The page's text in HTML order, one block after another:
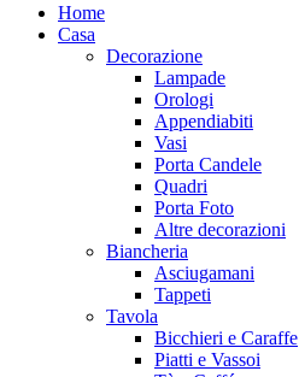
Home
Casa
Decorazione
Lampade
Orologi
Appendiabiti
Vasi
Porta Candele
Quadri
Porta Foto
Altre decorazioni
Biancheria
Asciugamani
Tappeti
Tavola
Bicchieri e Caraffe
Piatti e Vassoi